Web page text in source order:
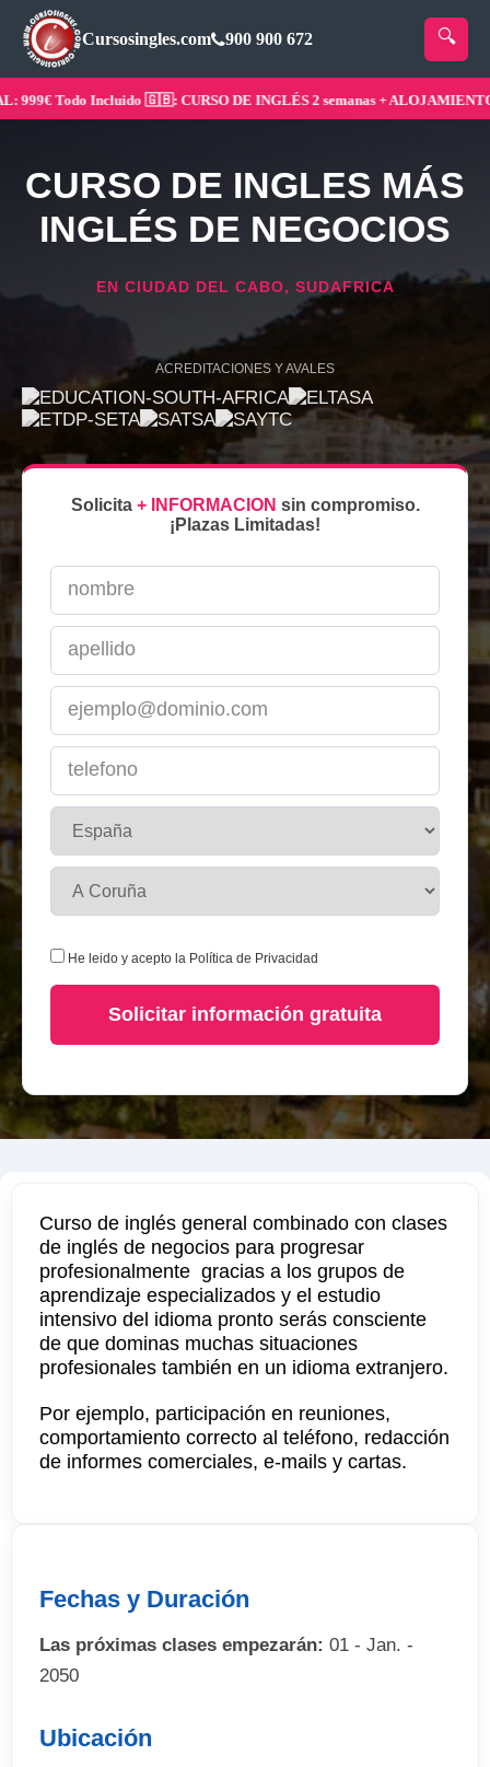
Cursosingles.com 900 900 672
Todo Incluido 🇬🇧: CURSO DE INGLÉS 2 semanas +
CURSO DE INGLES MÁS
INGLÉS DE NEGOCIOS
EN CIUDAD DEL CABO, SUDAFRICA
ACREDITACIONES Y AVALES
Solicita + INFORMACION sin compromiso.
¡Plazas Limitadas!
He leido y acepto la Política de Privacidad
Solicitar información gratuita
Curso de inglés general combinado con clases
de inglés de negocios para progresar
profesionalmente  gracias a los grupos de
aprendizaje especializados y el estudio
intensivo del idioma pronto serás consciente
de que dominas muchas situaciones
profesionales también en un idioma extranjero.
Por ejemplo, participación en reuniones,
comportamiento correcto al teléfono, redacción
de informes comerciales, e-mails y cartas.
Fechas y Duración
Las próximas clases empezarán: 01 - Jan. -
2050
Ubicación